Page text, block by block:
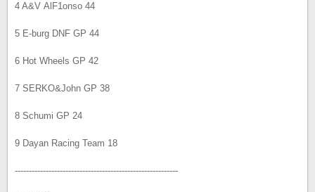
4 A&V АlF1onso 44
5 E-burg DNF GP 44
6 Hot Wheels GP 42
7 SERKO&John GP 38
8 Schumi GP 24
9 Dayan Racing Team 18
----------------------------------------------------------